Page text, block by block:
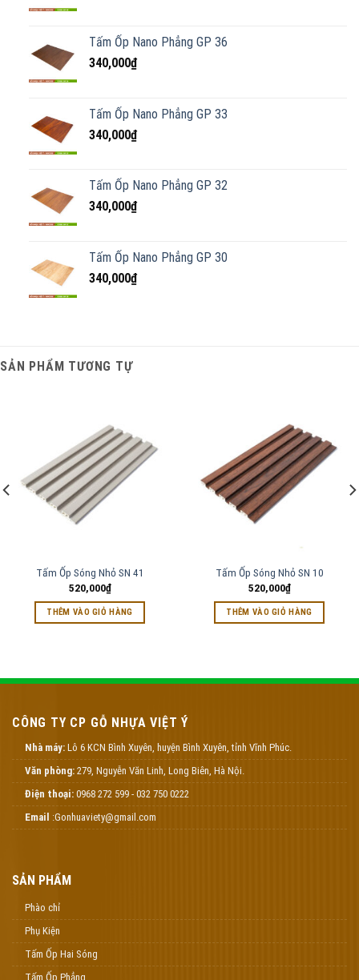
Tấm Ốp Nano Phẳng GP 36
340,000₫
Tấm Ốp Nano Phẳng GP 33
340,000₫
Tấm Ốp Nano Phẳng GP 32
340,000₫
Tấm Ốp Nano Phẳng GP 30
340,000₫
SẢN PHẨM TƯƠNG TỰ
Tấm Ốp Sóng Nhỏ SN 41
520,000₫
THÊM VÀO GIỎ HÀNG
Tấm Ốp Sóng Nhỏ SN 10
520,000₫
THÊM VÀO GIỎ HÀNG
CÔNG TY CP GỖ NHỰA VIỆT Ý
Nhà máy: Lô 6 KCN Bình Xuyên, huyện Bình Xuyên, tỉnh Vĩnh Phúc.
Văn phòng: 279, Nguyễn Văn Linh, Long Biên, Hà Nội.
Điện thoại: 0968 272 599 - 032 750 0222
Email :Gonhuaviety@gmail.com
SẢN PHẨM
Phào chỉ
Phụ Kiện
Tấm Ốp Hai Sóng
Tấm Ốp Phẳng